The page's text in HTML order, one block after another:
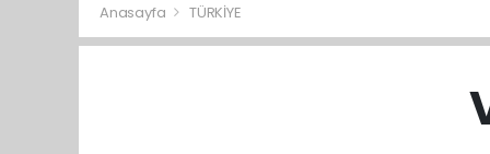
Anasayfa TÜRKİYE